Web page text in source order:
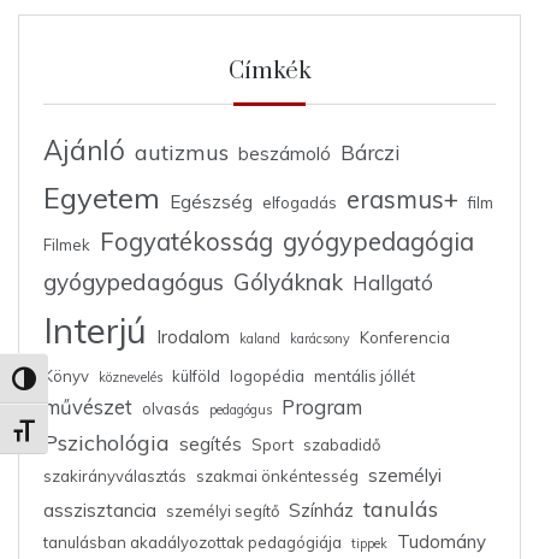
Nagy kontraszt váltása
Betűméret váltása
Címkék
Ajánló autizmus beszámoló Bárczi
Egyetem Egészség elfogadás erasmus+ film
Filmek Fogyatékosság gyógypedagógia
gyógypedagógus Gólyáknak Hallgató
Interjú Irodalom kaland karácsony
Konferencia
Könyv
köznevelés külföld logopédia mentális jóllét
művészet olvasás pedagógus Program
Pszichológia segítés Sport szabadidő
szakirányválasztás
szakmai önkéntesség személyi
asszisztancia
személyi segítő Színház tanulás
tanulásban akadályozottak pedagógiája tippek Tudomány